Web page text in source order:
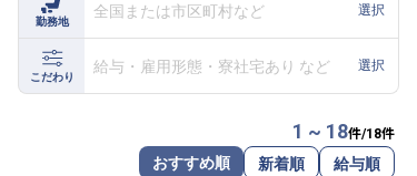
よくある質問
ホテル・宿泊業界情報コラム
転職サポートに申し込む
勤務地
全国または市区町村など 選択
こだわり
給与・雇用形態・寮社宅あり など 選択
1 ~ 18件/18件
おすすめ順 新着順 給与順